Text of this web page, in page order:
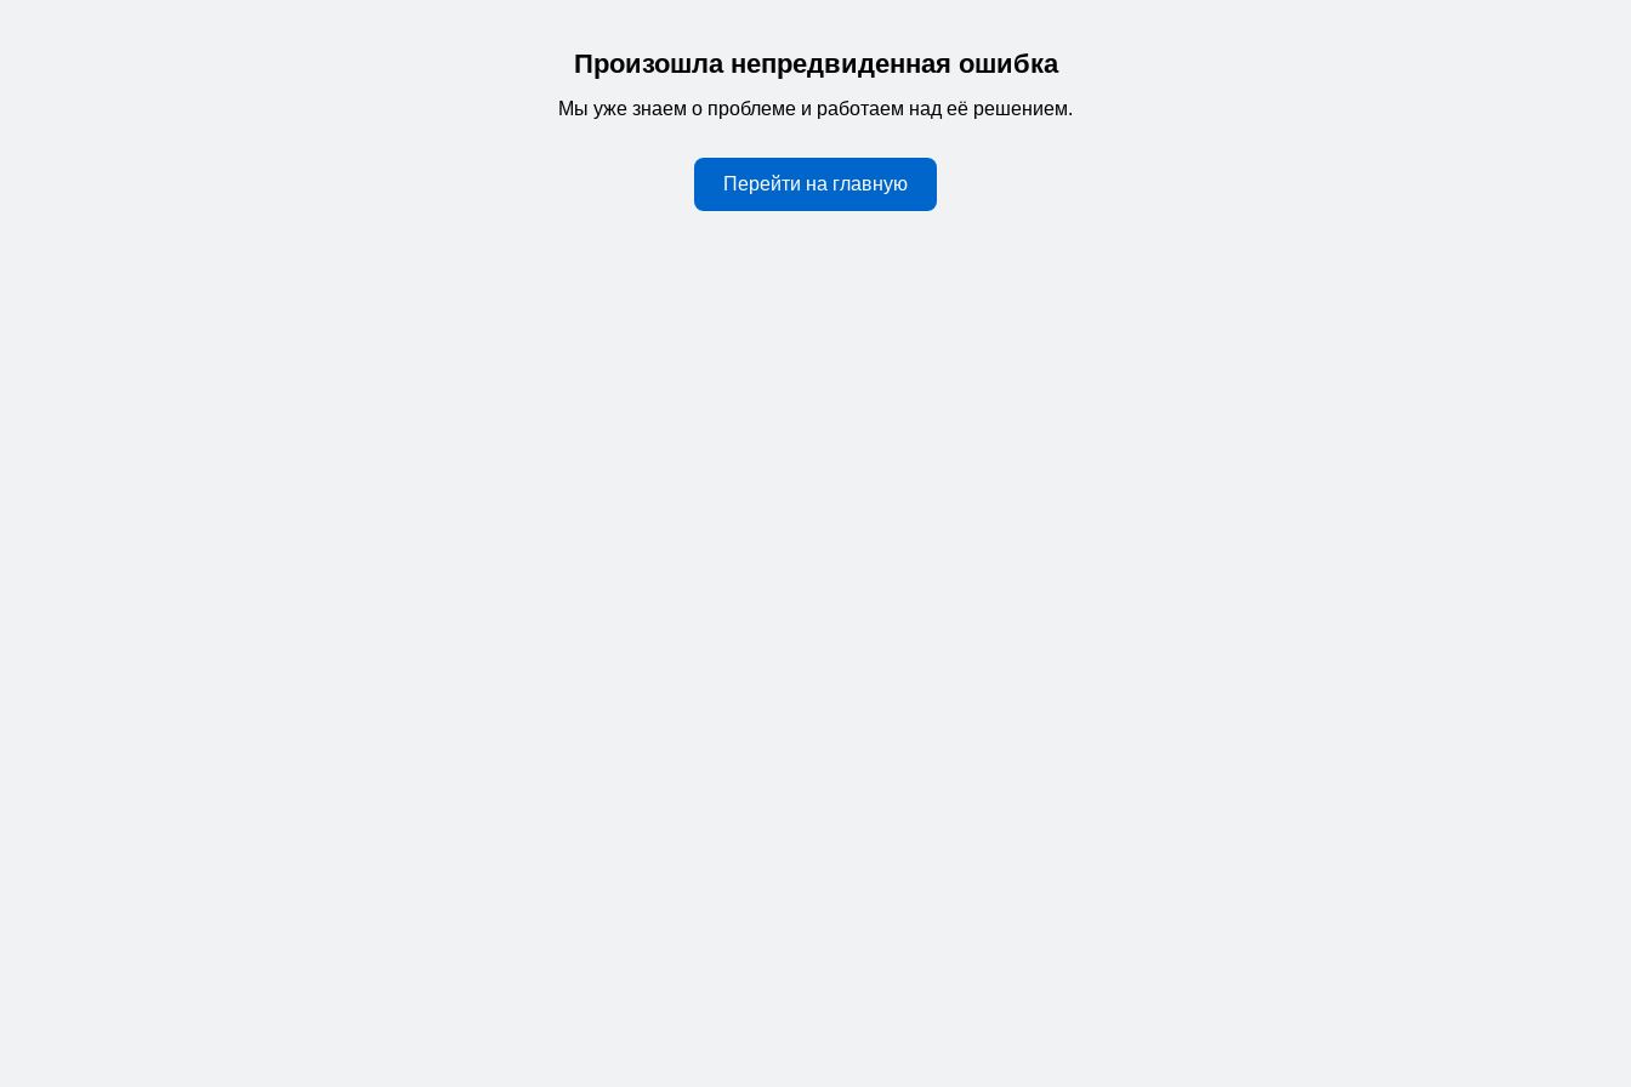
Произошла непредвиденная ошибка
Мы уже знаем о проблеме и работаем над её решением.
Перейти на главную